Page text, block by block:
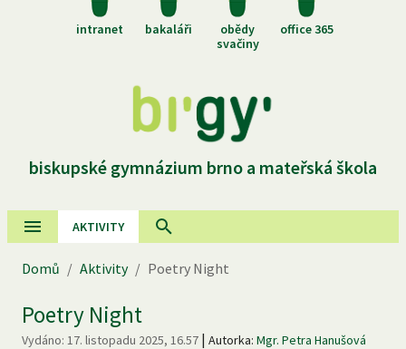
intranet bakaláři
obědy
svačiny
office 365
biskupské gymnázium brno a mateřská škola
AKTIVITY
Domů / Aktivity / Poetry Night
Poetry Night
Vydáno: 17. listopadu 2025, 16.57 | Autorka: Mgr. Petra Hanušová